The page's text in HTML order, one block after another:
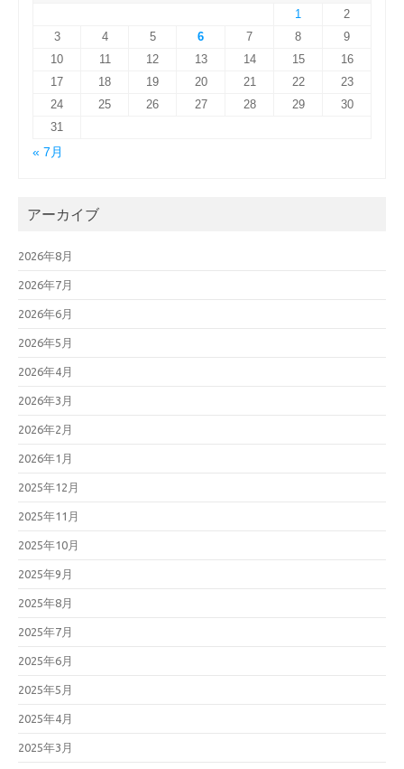
1
2
3
4 5 6 7 8
9
10
11 12 13 14 15
16
17
18 19 20 21 22
23
24
25 26 27 28 29
30
31
« 7月
アーカイブ
2026年8月
2026年7月
2026年6月
2026年5月
2026年4月
2026年3月
2026年2月
2026年1月
2025年12月
2025年11月
2025年10月
2025年9月
2025年8月
2025年7月
2025年6月
2025年5月
2025年4月
2025年3月